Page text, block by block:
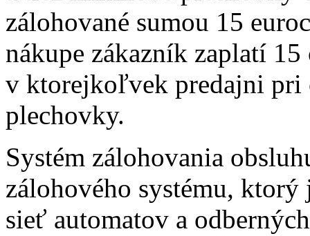
zálohované sumou 15
nákupe zákazník zaplatí
v ktorejkoľvek predajni pri
plechovky.
Systém zálohovania
zálohového systému,
sieť automatov a